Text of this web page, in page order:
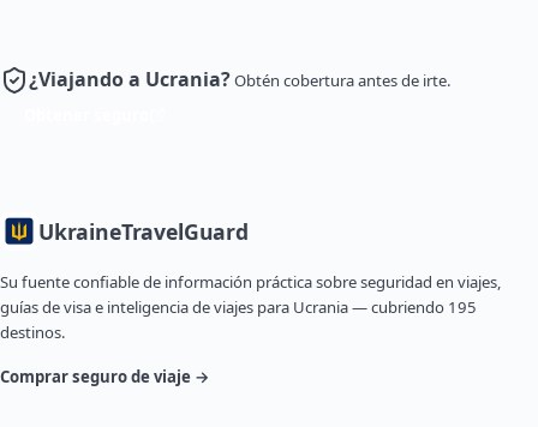
¿Viajando a Ucrania?Obtén cobertura antes de irte.
UkraineTravelGuard
Su fuente confiable de información práctica sobre seguridad en viajes,
guías de visa e inteligencia de viajes para Ucrania — cubriendo 195
destinos.
Comprar seguro de viaje →